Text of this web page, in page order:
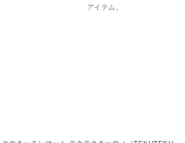
アイテム。